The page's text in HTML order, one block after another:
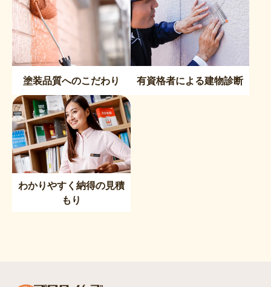
塗装品質へのこだわり 有資格者による建物診断
わかりやすく納得の見積
もり